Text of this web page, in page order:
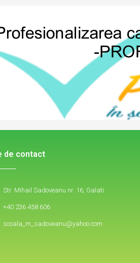
de contact
Str. Mihail Sadoveanu nr. 16, Galati
+40 236 458 606
scoala_m_sadoveanu@yahoo.com